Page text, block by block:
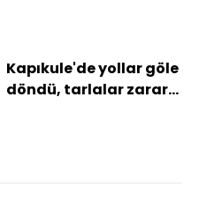
Kapıkule'de yollar göle
döndü, tarlalar zarar